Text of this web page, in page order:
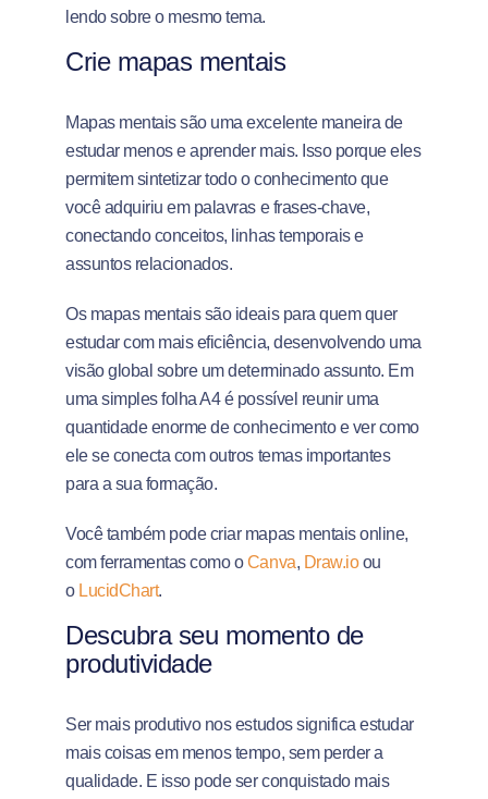
lendo sobre o mesmo tema.
Crie mapas mentais
Mapas mentais são uma excelente maneira de
estudar menos e aprender mais. Isso porque eles
permitem sintetizar todo o conhecimento que
você adquiriu em palavras e frases-chave,
conectando conceitos, linhas temporais e
assuntos relacionados.
Os mapas mentais são ideais para quem quer
estudar com mais eficiência, desenvolvendo uma
visão global sobre um determinado assunto. Em
uma simples folha A4 é possível reunir uma
quantidade enorme de conhecimento e ver como
ele se conecta com outros temas importantes
para a sua formação.
Você também pode criar mapas mentais online,
com ferramentas como oCanva, Draw.ioou
o LucidChart.
Descubra seu momento de
produtividade
Ser mais produtivo nos estudos significa estudar
mais coisas em menos tempo, sem perder a
qualidade. E isso pode ser conquistado mais